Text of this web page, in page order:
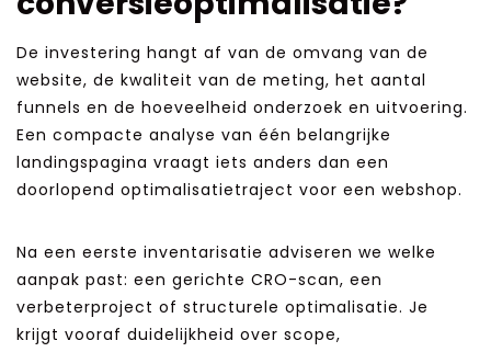
De investering hangt af van de omvang van de
website, de kwaliteit van de meting, het aantal
funnels en de hoeveelheid onderzoek en uitvoering.
Een compacte analyse van één belangrijke
landingspagina vraagt iets anders dan een
doorlopend optimalisatietraject voor een webshop.
Na een eerste inventarisatie adviseren we welke
aanpak past: een gerichte CRO-scan, een
verbeterproject of structurele optimalisatie. Je
krijgt vooraf duidelijkheid over scope,